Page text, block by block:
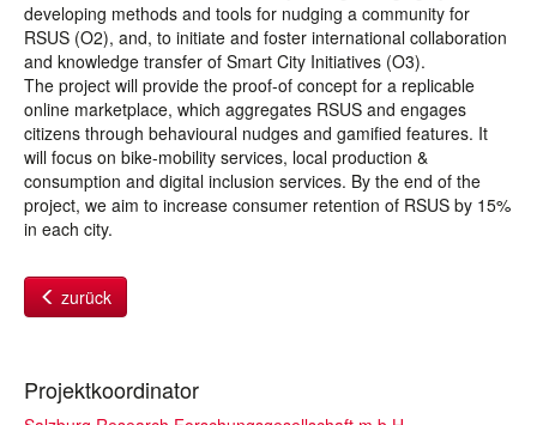
developing methods and tools for nudging a community for
RSUS (O2), and, to initiate and foster international collaboration
and knowledge transfer of Smart City Initiatives (O3).
The project will provide the proof-of concept for a replicable
online marketplace, which aggregates RSUS and engages
citizens through behavioural nudges and gamified features. It
will focus on bike-mobility services, local production &
consumption and digital inclusion services. By the end of the
project, we aim to increase consumer retention of RSUS by 15%
in each city.
zurück
Projektkoordinator